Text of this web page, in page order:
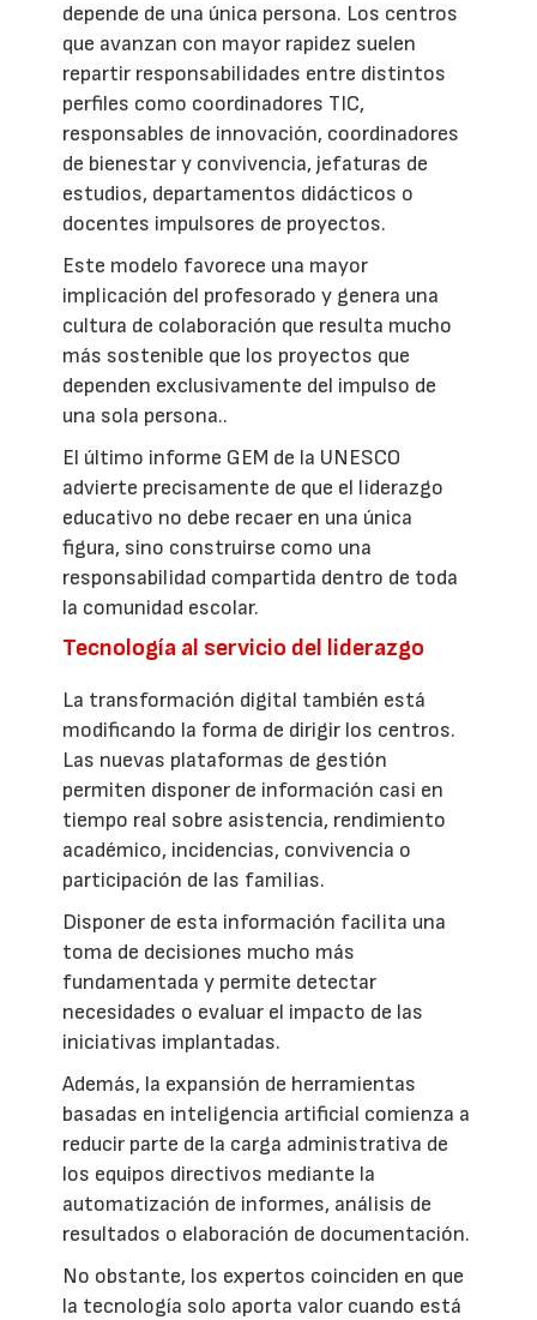
depende de una única persona. Los centros
que avanzan con mayor rapidez suelen
repartir responsabilidades entre distintos
perfiles como coordinadores TIC,
responsables de innovación, coordinadores
de bienestar y convivencia, jefaturas de
estudios, departamentos didácticos o
docentes impulsores de proyectos.
Este modelo favorece una mayor
implicación del profesorado y genera una
cultura de colaboración que resulta mucho
más sostenible que los proyectos que
dependen exclusivamente del impulso de
una sola persona..
El último informe GEM de la UNESCO
advierte precisamente de que el liderazgo
educativo no debe recaer en una única
figura, sino construirse como una
responsabilidad compartida dentro de toda
la comunidad escolar.
Tecnología al servicio del liderazgo
La transformación digital también está
modificando la forma de dirigir los centros.
Las nuevas plataformas de gestión
permiten disponer de información casi en
tiempo real sobre asistencia, rendimiento
académico, incidencias, convivencia o
participación de las familias.
Disponer de esta información facilita una
toma de decisiones mucho más
fundamentada y permite detectar
necesidades o evaluar el impacto de las
iniciativas implantadas.
Además, la expansión de herramientas
basadas en inteligencia artificial comienza a
reducir parte de la carga administrativa de
los equipos directivos mediante la
automatización de informes, análisis de
resultados o elaboración de documentación.
No obstante, los expertos coinciden en que
la tecnología solo aporta valor cuando está